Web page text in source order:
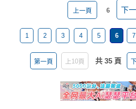
上一頁 6 下
1 2 3 4 5 6 7
第一頁 上10頁 共 35 頁